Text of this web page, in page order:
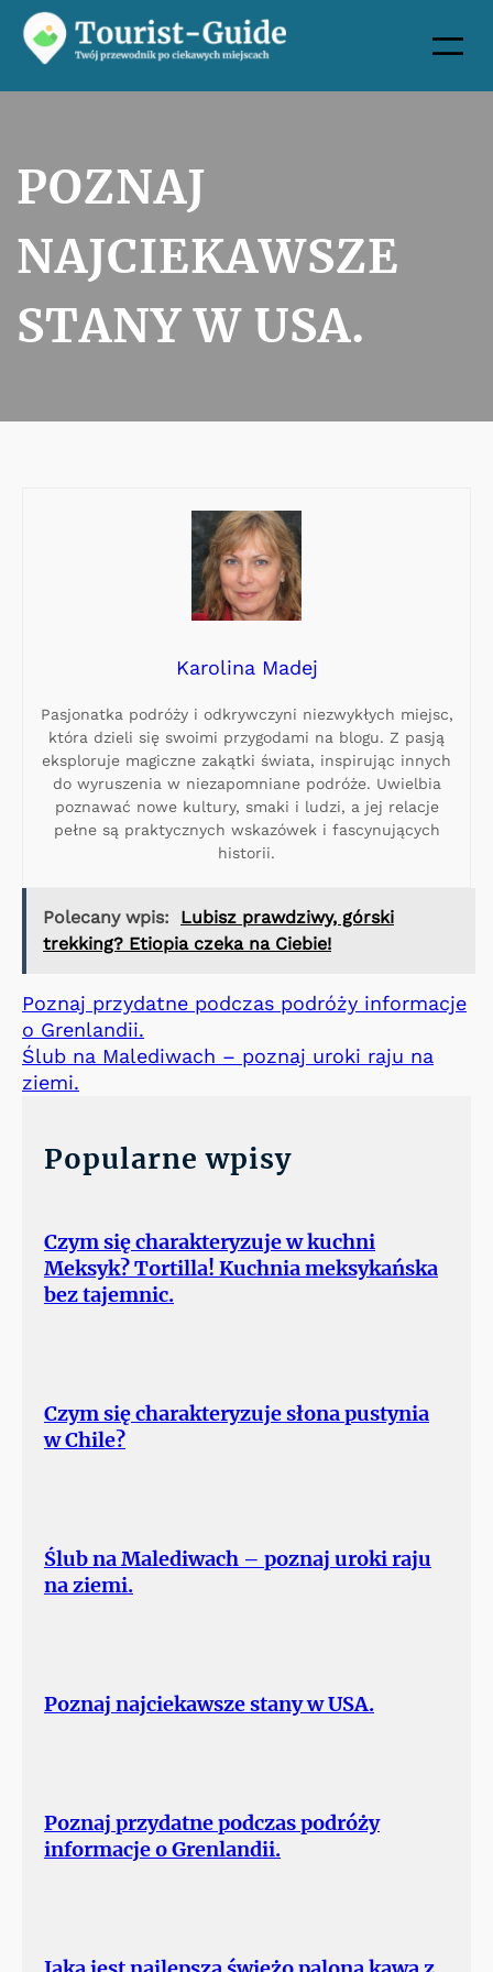
Przejdź
treści
POZNAJ
NAJCIEKAWSZE
STANY W USA.
Karolina Madej
Pasjonatka podróży i odkrywczyni niezwykłych miejsc,
która dzieli się swoimi przygodami na blogu. Z pasją
eksploruje magiczne zakątki świata, inspirując innych
do wyruszenia w niezapomniane podróże. Uwielbia
poznawać nowe kultury, smaki i ludzi, a jej relacje
pełne są praktycznych wskazówek i fascynujących
historii.
Polecany wpis:
Lubisz prawdziwy, górski
trekking? Etiopia czeka na Ciebie!
Poznaj przydatne podczas podróży informacje
o Grenlandii.
Ślub na Malediwach – poznaj uroki raju na
ziemi.
Popularne wpisy
Czym się charakteryzuje w kuchni
Meksyk? Tortilla! Kuchnia meksykańska
bez tajemnic.
Czym się charakteryzuje słona pustynia
w Chile?
Ślub na Malediwach – poznaj uroki raju
na ziemi.
Poznaj najciekawsze stany w USA.
Poznaj przydatne podczas podróży
informacje o Grenlandii.